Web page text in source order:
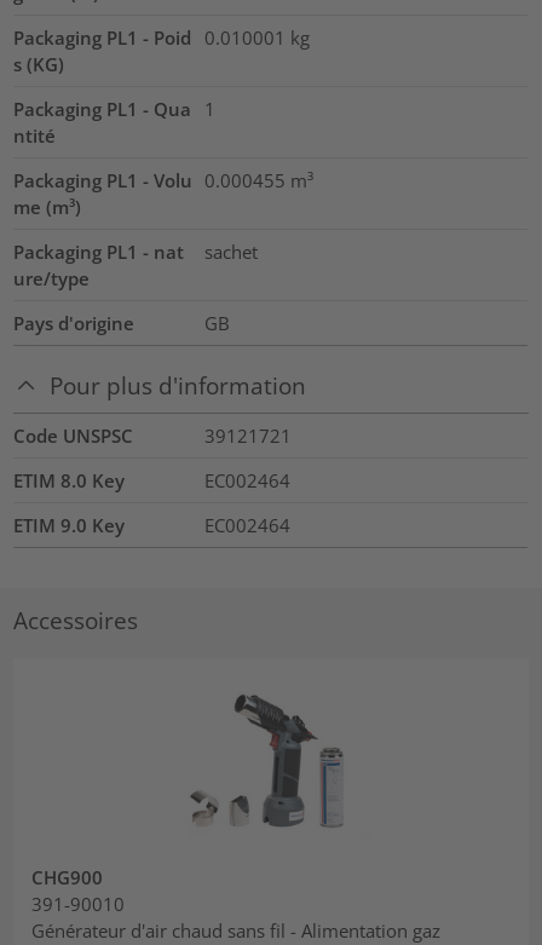
Packaging PL1 - Poid
s (KG)
0.010001 kg
Packaging PL1 - Qua
ntité
1
Packaging PL1 - Volu
me (m³)
0.000455 m³
Packaging PL1 - nat
ure/type
sachet
Pays d'origine GB
Pour plus d'information
Code UNSPSC
39121721
ETIM 8.0 Key
EC002464
ETIM 9.0 Key
EC002464
Accessoires
CHG900
391-90010
Générateur d'air chaud sans fil - Alimentation gaz